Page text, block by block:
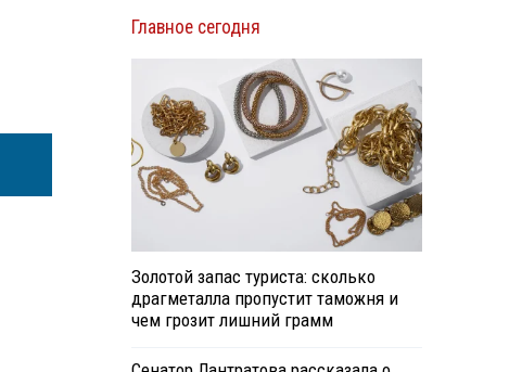
Главное сегодня
Золотой запас туриста: сколько
драгметалла пропустит таможня и
чем грозит лишний грамм